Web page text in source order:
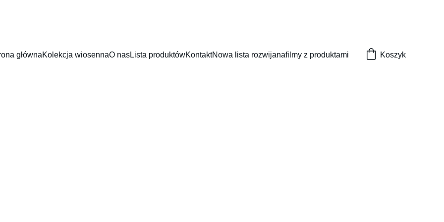
głównaKolekcja wiosennaO nasLista produktówKontaktNowa lista rozwijanafilmy z produktami Koszyk